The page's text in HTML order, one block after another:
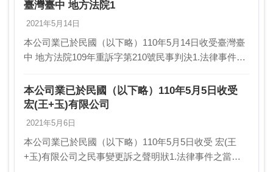
臺灣臺中 地方法院1
2021年5月14日
本公司業已於民國（以下略）110年5月14日收受臺灣臺
中 地方法院109年重訴字第210號民事判決1.法律事件之
勝華科技股份有限公司（以下簡稱勝華…
本公司業已於民國（以下略）110年5月5日收受
宏(王+玉)有限公司
2021年5月6日
本公司業已於民國（以下略）110年5月5日收受 宏(王
+玉)有限公司之民事變更訴之聲明狀1.法律事件之當事